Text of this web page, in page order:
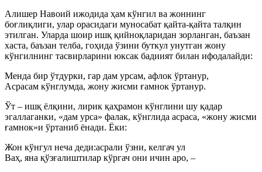
Алишер Навоий ижодида ҳам кўнгил ва жоннинг
боғлиқлиги, улар орасидаги муносабат қайта-қайта талқин
этилган. Уларда шоир ишқ қийноқларидан зорланган, баъзан
хаста, баъзан телба, гоҳида ўзини буткул унутган жону
кўнгилнинг тасвирларини юксак бадиият билан ифодалайди:
Менда бир ўтдурки, гар дам урсам, афлок ўртанур,
Асрасам кўнглумда, жону жисми ғамнок ўртанур.
Ўт – ишқ ёлқини, лирик қаҳрамон кўнглини шу қадар
эгаллаганки, «дам урса» фалак, кўнглида асраса, «жону жисми
ғамнок»и ўртаниб ёнади. Ёки:
Жон кўнгул неча деди:асрали ўзни, келгач ул
Ваҳ, яна қўзғалиштилар кўргач они ичин аро, –